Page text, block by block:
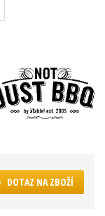
DOTAZ NA ZBOŽÍ